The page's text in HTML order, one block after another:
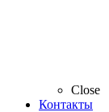
Close
Контакты